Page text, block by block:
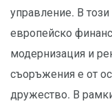
управление. В
европейско
модернизация и
съоръжения е от
дружество. В